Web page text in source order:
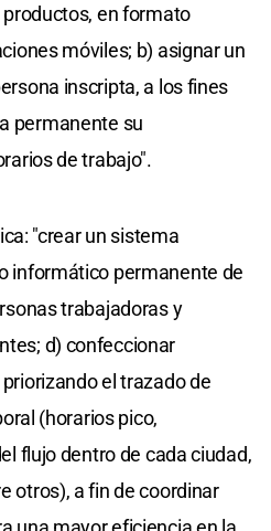
en formato
móviles; b) asignar un
inscripta, a los fines
permanente su
de trabajo".
"crear un sistema
informático permanente de
trabajadoras y
d) confeccionar
el trazado de
(horarios pico,
flujo dentro de cada ciudad,
otros), a fin de coordinar